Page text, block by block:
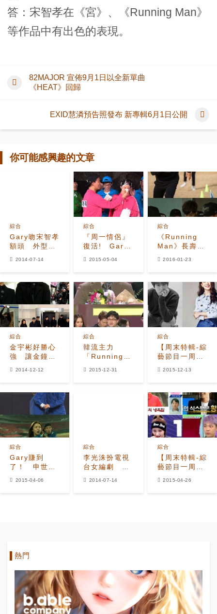
答：宋智孝在《宮》、《Running Man》
等作品中有出色的表現。
82MAJOR 宣佈9月1日以全新單曲
《HEAT》回歸
EXID慧潾預告照發布 新專輯6月1日公開
你可能感興趣的文章
Gary吻宋智孝
額頭 外型不
綜合
2014-07-14
『周一情侶』
復活! Gary
綜合
2015-05-04
《Running
Man》長壽的
綜合
2016-01-23
金宇彬好勝心
強 讓金鐘國
綜合
2014-12-12
韓流主力
「Running
綜合
2015-12-31
【周末特輯-綜
藝節目一周回
綜合
2015-12-13
Gary賺到
了！ 申世京
綜合
2015-04-06
李光洙扮電視
台女編劇 長
綜合
2014-07-14
【周末特輯-綜
藝節目一周回
綜合
2015-04-26
熱門